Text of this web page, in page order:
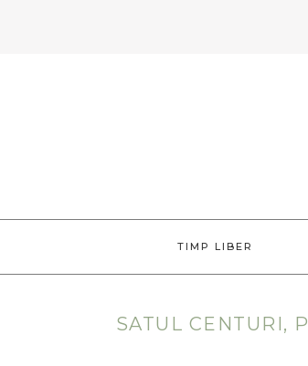
TIMP LIBER
SATUL CENTURI,